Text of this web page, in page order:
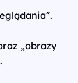
„obrazy